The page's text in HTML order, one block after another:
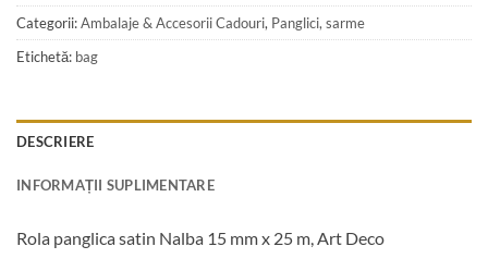
Categorii:Ambalaje & Accesorii Cadouri, Panglici, sarme
Etichetă: bag
DESCRIERE
INFORMAȚII SUPLIMENTARE
Rola panglica satin Nalba 15 mm x 25 m, Art Deco